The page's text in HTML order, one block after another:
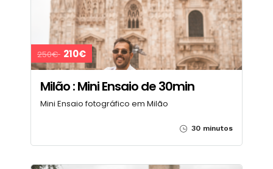
250€ 210€
Milão : Mini Ensaio de 30min
Mini Ensaio fotográfico em Milão
30 minutos